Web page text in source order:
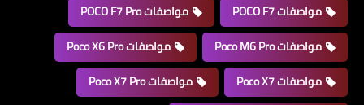
مواصفات POCO F7
مواصفات POCO F7 Pro
مواصفات Poco M6 Pro
مواصفات Poco X6 Pro
مواصفات Poco X7
مواصفات Poco X7 Pro